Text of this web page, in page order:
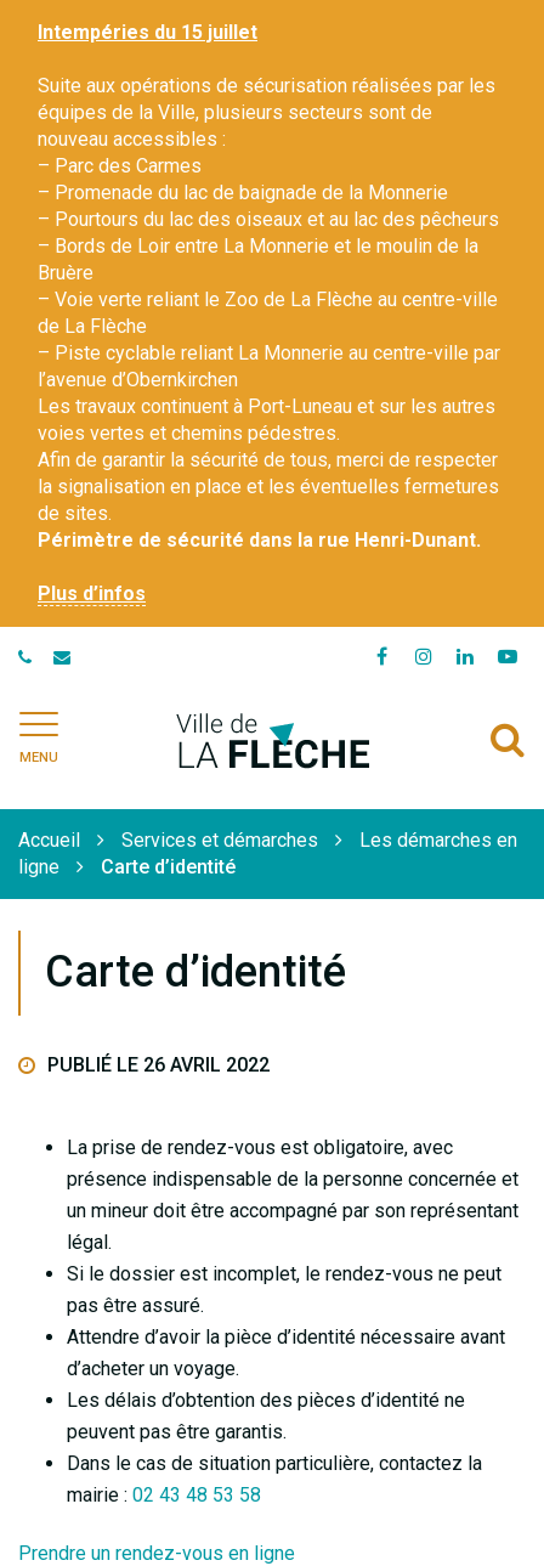
Intempéries du 15 juillet
Suite aux opérations de sécurisation réalisées par les
équipes de la Ville, plusieurs secteurs sont de
nouveau accessibles :
– Parc des Carmes
– Promenade du lac de baignade de la Monnerie
– Pourtours du lac des oiseaux et au lac des pêcheurs
– Bords de Loir entre La Monnerie et le moulin de la
Bruère
– Voie verte reliant le Zoo de La Flèche au centre-ville
de La Flèche
– Piste cyclable reliant La Monnerie au centre-ville par
l’avenue d’Obernkirchen
Les travaux continuent à Port-Luneau et sur les autres
voies vertes et chemins pédestres.
Afin de garantir la sécurité de tous, merci de respecter
la signalisation en place et les éventuelles fermetures
de sites.
Périmètre de sécurité dans la rue Henri-Dunant.
Plus d’infos
Lien
Lien
compte
Instagram
Lien
compte
MENU
Accueil Services et démarches
Les démarches en
ligne
Carte d’identité
Carte d’identité
PUBLIÉ LE 26 AVRIL 2022
La prise de rendez-vous est obligatoire, avec
présence indispensable de la personne concernée et
un mineur doit être accompagné par son représentant
légal.
Si le dossier est incomplet, le rendez-vous ne peut
pas être assuré.
Attendre d’avoir la pièce d’identité nécessaire avant
d’acheter un voyage.
Les délais d’obtention des pièces d’identité ne
peuvent pas être garantis.
Dans le cas de situation particulière, contactez la
mairie : 02 43 48 53 58
Prendre un rendez-vous en ligne